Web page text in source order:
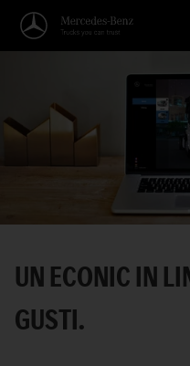
Italiano
UN ECONIC IN
GUSTI.